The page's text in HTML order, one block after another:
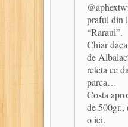
praful din
“Raraul”.
Chiar
de
reteta ce
parca…
Costa
de 500gr.,
o iei.